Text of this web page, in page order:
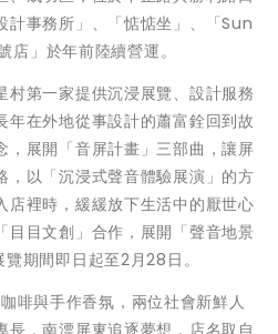
計事務所」、「惦惦坐」、「Sun
」於年前陸續營運。
村第一家提供沉浸展覽、設計服務
年在外地從事設計的蕭富銓回到故
，展開「音屏計畫」三部曲，讓屏
，以「沉浸式聲音體驗展演」的方
店裡時，緩緩放下生活中的厭世心
目目文創」合作，展開「聲音地景
期間即日起至2月28日。
啡與手作香氛，兩位社會新鮮人
長，南漂屏東追逐夢想，店名取自